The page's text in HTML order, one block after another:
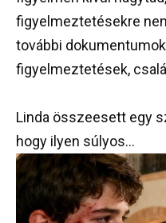
figyelmeztetésekre
további
figyelmeztetések,
Linda összeesett egy
hogy ilyen súlyos…